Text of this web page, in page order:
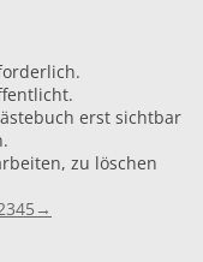
erst sichtbar
zu löschen
345 →